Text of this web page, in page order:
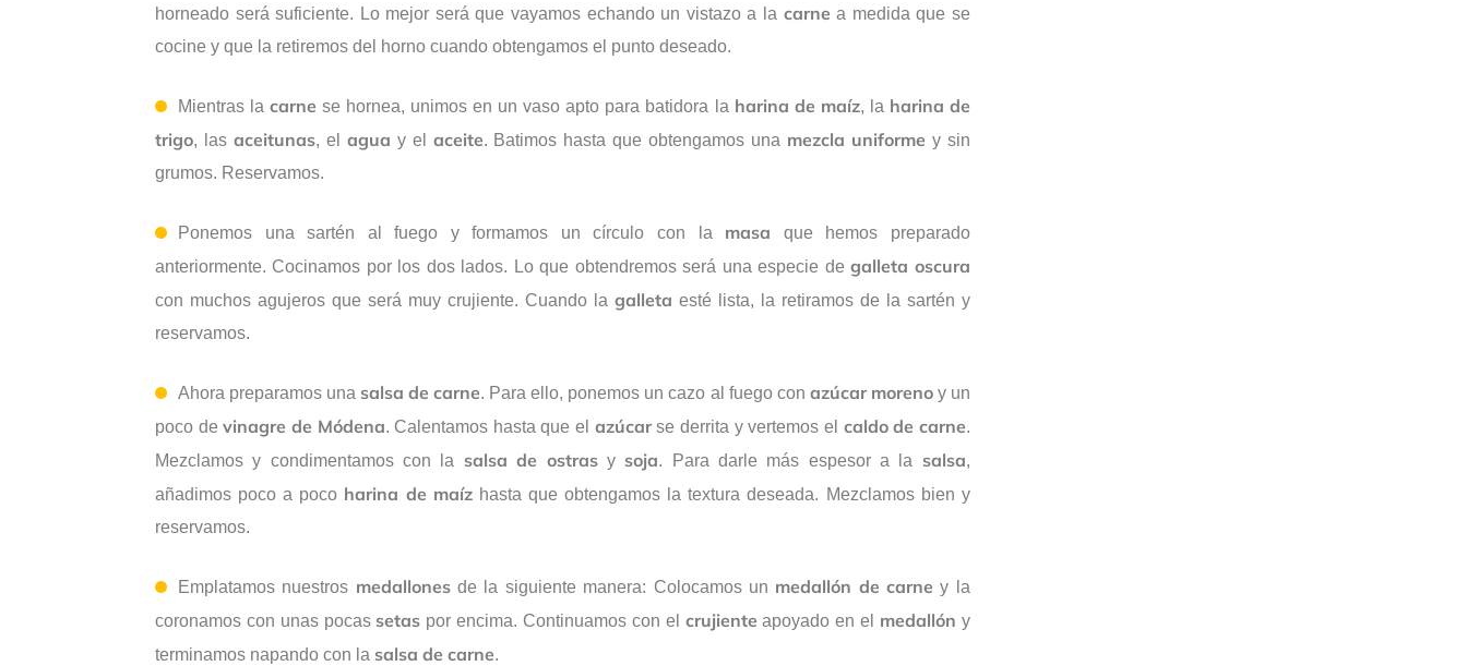
horneado será suficiente. Lo mejor será que vayamos echando un vistazo a la carne a medida que se
cocine y que la retiremos del horno cuando obtengamos el punto deseado.
Mientras lacarne se hornea, unimos en un vaso apto para batidora la harina de maíz, la harina de
trigo, las aceitunas, el agua y el aceite. Batimos hasta que obtengamos una mezcla uniforme y sin
grumos. Reservamos.
Ponemos una sartén al fuego y formamos un círculo con la masa que hemos preparado
anteriormente. Cocinamos por los dos lados. Lo que obtendremos será una especie degalleta oscura
con muchos agujeros que será muy crujiente. Cuando la galleta esté lista, la retiramos de la sartén y
reservamos.
Ahora preparamos una salsa de carne. Para ello, ponemos un cazo al fuego con azúcar morenoy un
poco devinagre de Módena. Calentamos hasta que el azúcarse derrita y vertemos el caldo de carne.
Mezclamos y condimentamos con la salsa de ostrasy soja. Para darle más espesor a la salsa,
añadimos poco a poco harina de maízhasta que obtengamos la textura deseada. Mezclamos bien y
reservamos.
Emplatamos nuestros medallonesde la siguiente manera: Colocamos un medallón de carne y la
coronamos con unas pocas setas por encima. Continuamos con el crujiente apoyado en el medallón y
terminamos napando con la salsa de carne.